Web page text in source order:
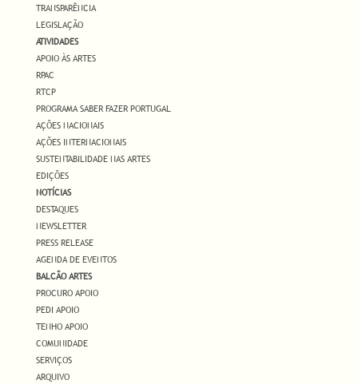
TRANSPARÊNCIA
LEGISLAÇÃO
ATIVIDADES
APOIO ÀS ARTES
RPAC
RTCP
PROGRAMA SABER FAZER PORTUGAL
AÇÕES NACIONAIS
AÇÕES INTERNACIONAIS
SUSTENTABILIDADE NAS ARTES
EDIÇÕES
NOTÍCIAS
DESTAQUES
NEWSLETTER
PRESS RELEASE
AGENDA DE EVENTOS
BALCÃO ARTES
PROCURO APOIO
PEDI APOIO
TENHO APOIO
COMUNIDADE
SERVIÇOS
ARQUIVO